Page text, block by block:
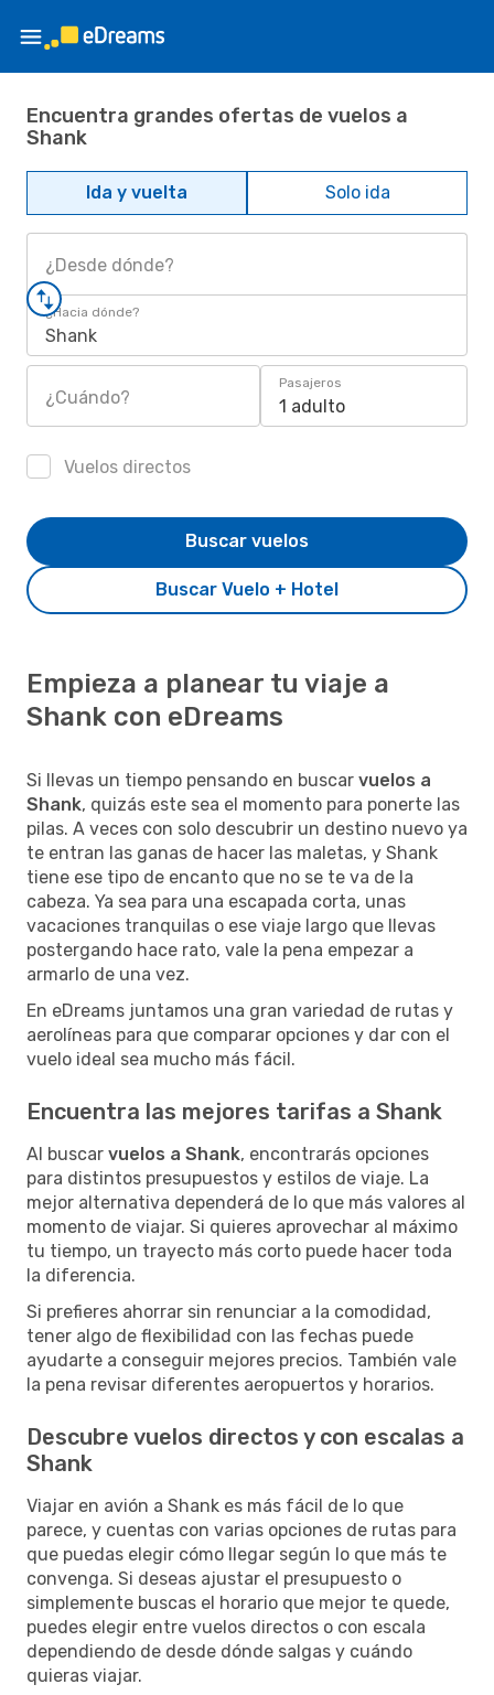
Encuentra grandes ofertas de vuelos a
Shank
Ida y vuelta Solo ida
¿Desde dónde?
¿Hacia dónde?
Shank
¿Cuándo?
Pasajeros
1 adulto
Vuelos directos
Buscar Vuelo + Hotel
Buscar vuelos
Empieza a planear tu viaje a
Shank con eDreams
Si llevas un tiempo pensando en buscar vuelos a
Shank, quizás este sea el momento para ponerte las
pilas. A veces con solo descubrir un destino nuevo ya
te entran las ganas de hacer las maletas, y Shank
tiene ese tipo de encanto que no se te va de la
cabeza. Ya sea para una escapada corta, unas
vacaciones tranquilas o ese viaje largo que llevas
postergando hace rato, vale la pena empezar a
armarlo de una vez.
En eDreams juntamos una gran variedad de rutas y
aerolíneas para que comparar opciones y dar con el
vuelo ideal sea mucho más fácil.
Encuentra las mejores tarifas a Shank
Al buscar vuelos a Shank, encontrarás opciones
para distintos presupuestos y estilos de viaje. La
mejor alternativa dependerá de lo que más valores al
momento de viajar. Si quieres aprovechar al máximo
tu tiempo, un trayecto más corto puede hacer toda
la diferencia.
Si prefieres ahorrar sin renunciar a la comodidad,
tener algo de flexibilidad con las fechas puede
ayudarte a conseguir mejores precios. También vale
la pena revisar diferentes aeropuertos y horarios.
Descubre vuelos directos y con escalas a
Shank
Viajar en avión a Shank es más fácil de lo que
parece, y cuentas con varias opciones de rutas para
que puedas elegir cómo llegar según lo que más te
convenga. Si deseas ajustar el presupuesto o
simplemente buscas el horario que mejor te quede,
puedes elegir entre vuelos directos o con escala
dependiendo de desde dónde salgas y cuándo
quieras viajar.